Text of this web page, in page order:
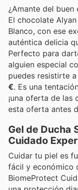
¿Amante del buen
El chocolate
Blanco, con ese
auténtica delicia
Perfecto para
alguien especial
puedes resistirte
€. Es una
¡una oferta de las
esta oferta antes
Gel de Ducha
Cuidado
Cuidar tu piel es
fácil y económico
BiomeProtect